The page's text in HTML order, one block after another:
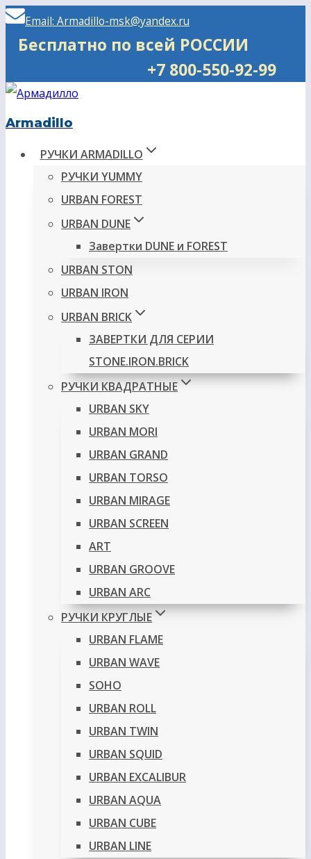
Перейти
Email: Armadillo-msk@yandex.ru
Бесплатно по всей РОССИИ
+7 800-550-92-99
Armadillo
РУЧКИ ARMADILLO
РУЧКИ YUMMY
URBAN FOREST
URBAN DUNE
Завертки DUNE и FOREST
URBAN STON
URBAN IRON
URBAN BRICK
ЗАВЕРТКИ ДЛЯ СЕРИИ
STONE.IRON.BRICK
РУЧКИ КВАДРАТНЫЕ
URBAN SKY
URBAN MORI
URBAN GRAND
URBAN TORSO
URBAN MIRAGE
URBAN SCREEN
ART
URBAN GROOVE
URBAN ARC
РУЧКИ КРУГЛЫЕ
URBAN FLAME
URBAN WAVE
SOHO
URBAN ROLL
URBAN TWIN
URBAN SQUID
URBAN EXCALIBUR
URBAN AQUA
URBAN CUBE
URBAN LINE